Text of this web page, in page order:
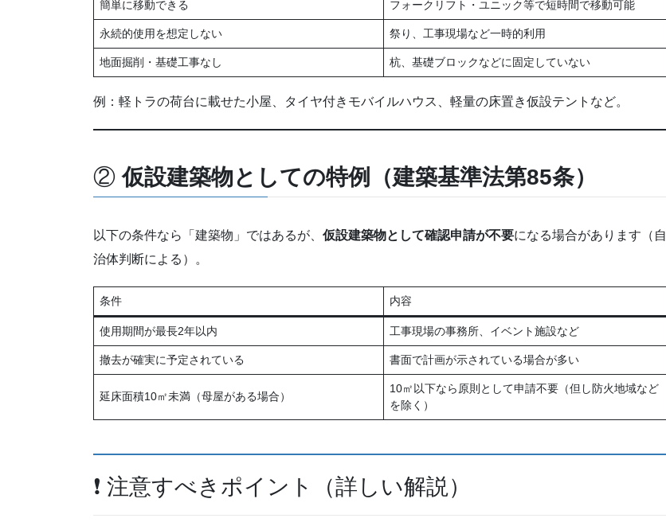
簡単に移動できる フォークリフト・ユニック等で短時間で移動可能
永続的使用を想定しない 祭り、工事現場など一時的利用
地面掘削・基礎工事なし 杭、基礎ブロックなどに固定していない
例：軽トラの荷台に載せた小屋、タイヤ付きモバイルハウス、軽量の床置き仮設テントなど。
②仮設建築物としての特例（建築基準法第85条）
以下の条件なら「建築物」ではあるが、 仮設建築物として確認申請が不要になる場合があります（自
治体判断による）。
条件 内容
使用期間が最長2年以内 工事現場の事務所、イベント施設など
撤去が確実に予定されている 書面で計画が示されている場合が多い
延床面積10㎡未満（母屋がある場合）
10㎡以下なら原則として申請不要（但し防火地域など
を除く）
❗ 注意すべきポイント（詳しい解説）